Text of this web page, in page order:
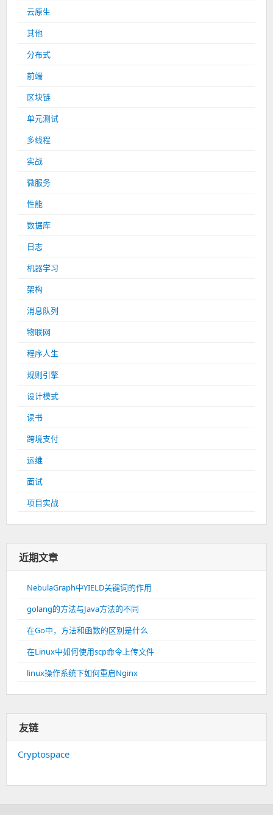
云原生
其他
分布式
前端
区块链
单元测试
多线程
实战
微服务
性能
数据库
日志
机器学习
架构
消息队列
物联网
程序人生
规则引擎
设计模式
读书
跨境支付
运维
面试
项目实战
近期文章
NebulaGraph中YIELD关键词的作用
golang的方法与Java方法的不同
在Go中，方法和函数的区别是什么
在Linux中如何使用scp命令上传文件
linux操作系统下如何重启Nginx
友链
Cryptospace